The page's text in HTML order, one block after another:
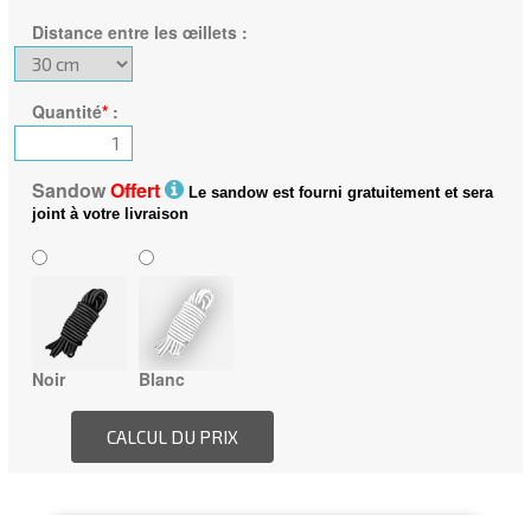
Distance entre les œillets:
Quantité*:
SandowOffert
Le sandow est fourni gratuitement et sera
joint à votre livraison
Noir Blanc